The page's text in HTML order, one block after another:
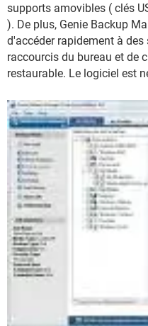
supports amovibles ( clés
). De plus, Genie Backup
d'accéder rapidement à
raccourcis du bureau et de
restaurable. Le logiciel est